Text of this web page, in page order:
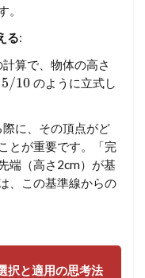
。
る:
算で、物体の高さ
5/10 のように立式し
に、その頂点がど
とが重要です。「完
端（高さ2cm）が基
、この基準線からの
択と適用の思考法